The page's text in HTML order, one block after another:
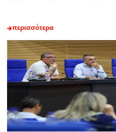
περισσότερα